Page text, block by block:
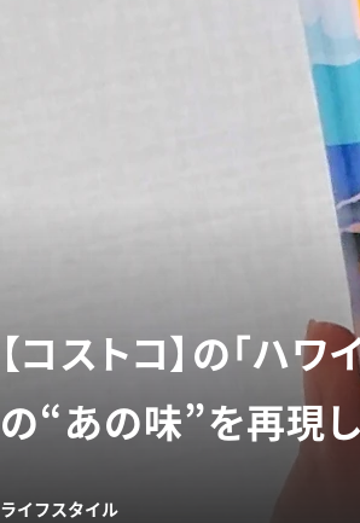
【コストコ】の「ハ
の“あの味”を再現し
ライフスタイル